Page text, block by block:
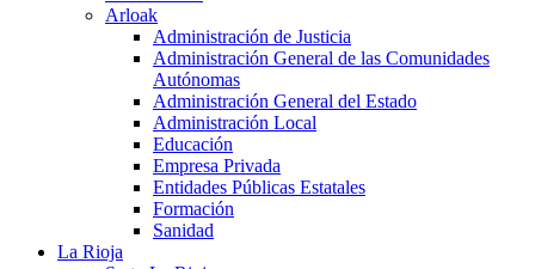
Arloak
Administración de Justicia
Administración General de las Comunidades
Autónomas
Administración General del Estado
Administración Local
Educación
Empresa Privada
Entidades Públicas Estatales
Formación
Sanidad
La Rioja